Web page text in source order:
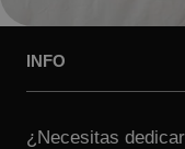
INFO
¿Necesitas